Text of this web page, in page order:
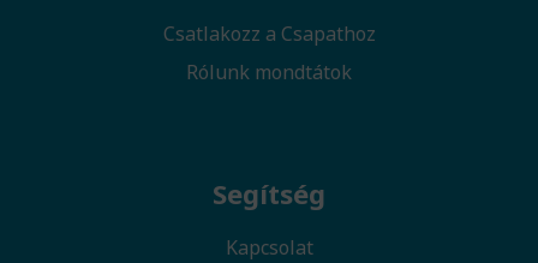
Csatlakozz a Csapathoz
Rólunk mondtátok
Segítség
Kapcsolat